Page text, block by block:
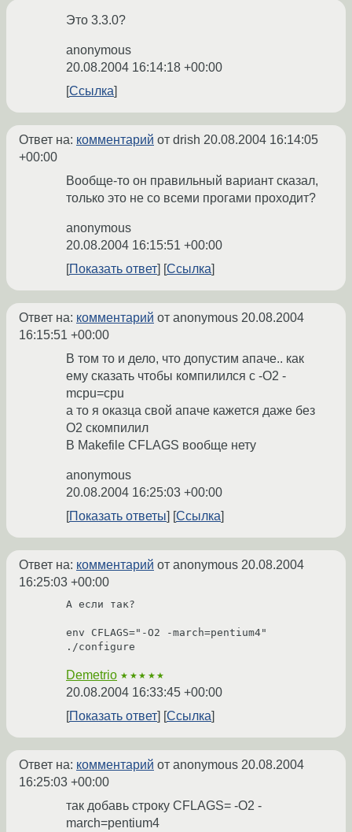
Это 3.3.0?
anonymous
20.08.2004 16:14:18 +00:00
Ссылка
Ответ на: комментарий от drish 20.08.2004 16:14:05
+00:00
Вообще-то он правильный вариант сказал,
только это не со всеми прогами проходит?
anonymous
20.08.2004 16:15:51 +00:00
Показать ответ
Ссылка
Ответ на: комментарий от anonymous 20.08.2004
16:15:51 +00:00
В том то и дело, что допустим апаче.. как
ему сказать чтобы компилился с -O2 -
mcpu=cpu
а то я оказца свой апаче кажется даже без
О2 скомпилил
В Makefile CFLAGS вообще нету
anonymous
20.08.2004 16:25:03 +00:00
Показать ответы
Ссылка
Ответ на: комментарий от anonymous 20.08.2004
16:25:03 +00:00
А если так?
env CFLAGS="-O2 -march=pentium4"
./configure
Demetrio ★★★★★
20.08.2004 16:33:45 +00:00
Показать ответ
Ссылка
Ответ на: комментарий от anonymous 20.08.2004
16:25:03 +00:00
так добавь строку CFLAGS= -O2 -
march=pentium4